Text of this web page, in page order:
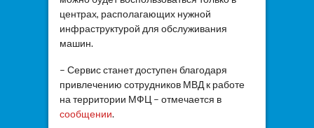
центрах, располагающих нужной
инфраструктурой для обслуживания
машин.
– Сервис станет доступен благодаря
привлечению сотрудников МВД к работе
на территории МФЦ – отмечается в
сообщении.